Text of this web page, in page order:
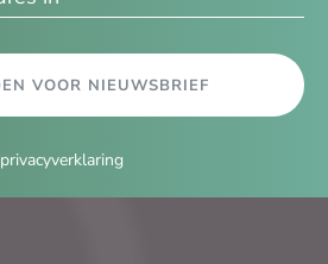
VOOR NIEUWSBRIEF
privacyverklaring